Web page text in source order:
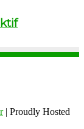
| Proudly Hosted